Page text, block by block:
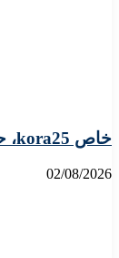
خاص kora25، حقيقة ما قيل عن تفاوض النادي الاهلي مع المدافع الدولي الليبي علي يوسف
02/08/2026